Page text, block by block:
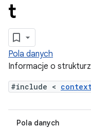
t
Pola danych
Informacje o
#include <
Pola danych